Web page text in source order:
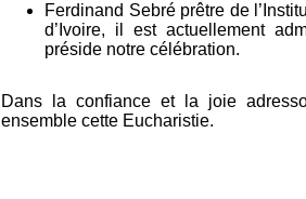
Ferdinand Sebré prêtre de
d’Ivoire, il est actuellement
préside notre célébration.
Dans la confiance et la joie
ensemble cette Eucharistie.